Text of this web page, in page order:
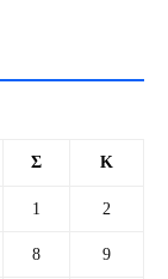
Σ Κ
1 2
8 9